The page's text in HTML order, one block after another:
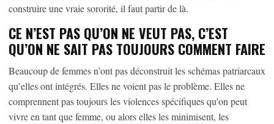
construire une vraie sororité, il faut partir de là.
CE N’EST PAS QU’ON NE VEUT PAS, C’EST
QU’ON NE SAIT PAS TOUJOURS COMMENT FAIRE
Beaucoup de femmes n’ont pas déconstruit les schémas patriarcaux
qu’elles ont intégrés. Elles ne voient pas le problème. Elles ne
comprennent pas toujours les violences spécifiques qu’on peut
vivre en tant que femme, ou alors elles les minimisent, les